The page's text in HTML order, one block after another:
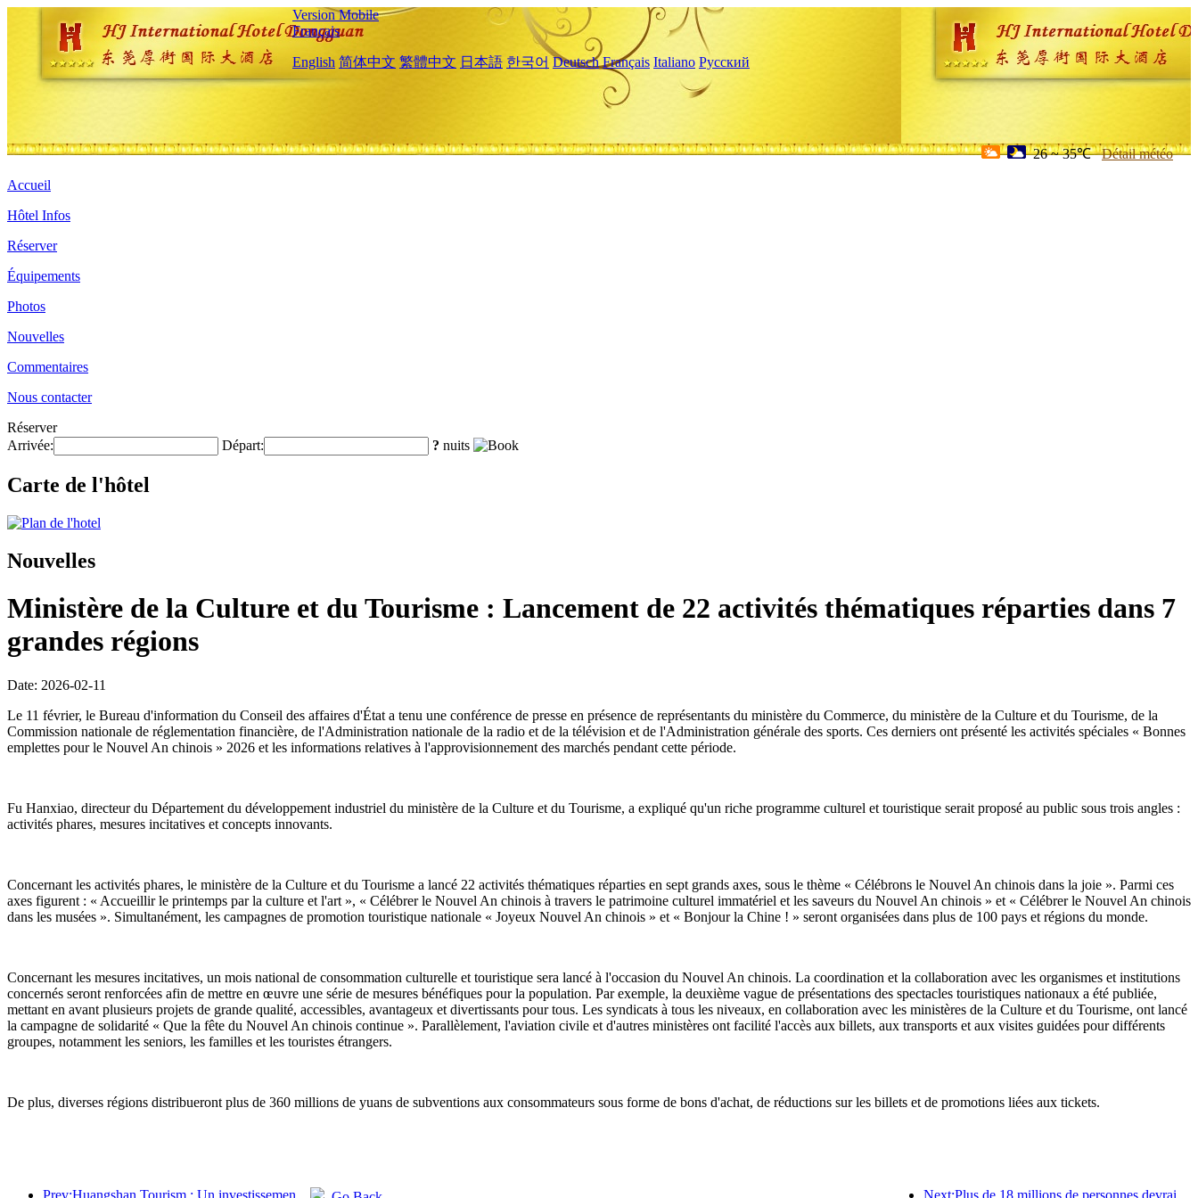
Version Mobile
Français
English 简体中文 繁體中文 日本語 한국어 Deutsch Français Italiano Русский
26 ~ 35℃ Détail météo
Accueil
Hôtel Infos
Réserver
Équipements
Photos
Nouvelles
Commentaires
Nous contacter
Réserver
Arrivée:
Départ: ? nuits
Carte de l'hôtel
Nouvelles
Ministère de la Culture et du Tourisme : Lancement de 22 activités thématiques réparties dans 7
grandes régions
Date: 2026-02-11
Le 11 février, le Bureau d'information du Conseil des affaires d'État a tenu une conférence de presse en présence de représentants du ministère du Commerce, du ministère de la Culture et du Tourisme, de la
Commission nationale de réglementation financière, de l'Administration nationale de la radio et de la télévision et de l'Administration générale des sports. Ces derniers ont présenté les activités spéciales « Bonnes
emplettes pour le Nouvel An chinois » 2026 et les informations relatives à l'approvisionnement des marchés pendant cette période.
Fu Hanxiao, directeur du Département du développement industriel du ministère de la Culture et du Tourisme, a expliqué qu'un riche programme culturel et touristique serait proposé au public sous trois angles :
activités phares, mesures incitatives et concepts innovants.
Concernant les activités phares, le ministère de la Culture et du Tourisme a lancé 22 activités thématiques réparties en sept grands axes, sous le thème « Célébrons le Nouvel An chinois dans la joie ». Parmi ces
axes figurent : « Accueillir le printemps par la culture et l'art », « Célébrer le Nouvel An chinois à travers le patrimoine culturel immatériel et les saveurs du Nouvel An chinois » et « Célébrer le Nouvel An chinois
dans les musées ». Simultanément, les campagnes de promotion touristique nationale « Joyeux Nouvel An chinois » et « Bonjour la Chine ! » seront organisées dans plus de 100 pays et régions du monde.
Concernant les mesures incitatives, un mois national de consommation culturelle et touristique sera lancé à l'occasion du Nouvel An chinois. La coordination et la collaboration avec les organismes et institutions
concernés seront renforcées afin de mettre en œuvre une série de mesures bénéfiques pour la population. Par exemple, la deuxième vague de présentations des spectacles touristiques nationaux a été publiée,
mettant en avant plusieurs projets de grande qualité, accessibles, avantageux et divertissants pour tous. Les syndicats à tous les niveaux, en collaboration avec les ministères de la Culture et du Tourisme, ont lancé
la campagne de solidarité « Que la fête du Nouvel An chinois continue ». Parallèlement, l'aviation civile et d'autres ministères ont facilité l'accès aux billets, aux transports et aux visites guidées pour différents
groupes, notamment les seniors, les familles et les touristes étrangers.
De plus, diverses régions distribueront plus de 360 millions de yuans de subventions aux consommateurs sous forme de bons d'achat, de réductions sur les billets et de promotions liées aux tickets.